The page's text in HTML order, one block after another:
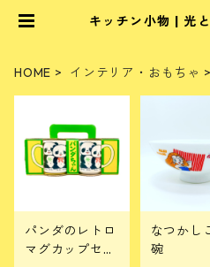
キッチン小物 | 光
HOME インテリア・おもちゃ
パンダのレトロ
マグカップセッ
なつかし
碗